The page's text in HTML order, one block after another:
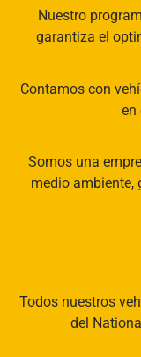
Nuestro
garantiza el
Contamos con
en
Somos una
medio ambiente,
Todos nuestros
del